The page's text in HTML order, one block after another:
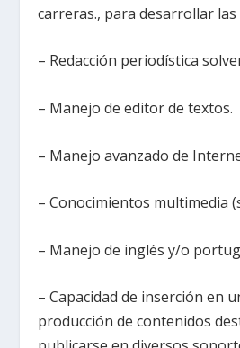
carreras., para desarrollar
– Redacción periodística
– Manejo de editor de textos.
– Manejo avanzado de
– Conocimientos multimedia
– Manejo de inglés y/o
– Capacidad de inserción en
producción de contenidos